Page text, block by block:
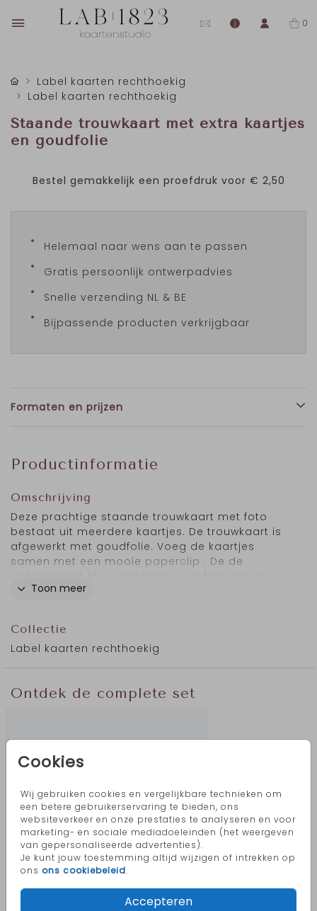
0
Cookies
Wij gebruiken cookies en vergelijkbare technieken om
een betere gebruikerservaring te bieden, ons
websiteverkeer en onze prestaties te analyseren en voor
marketing- en sociale mediadoeleinden (het weergeven
van gepersonaliseerde advertenties).
Je kunt jouw toestemming altijd wijzigen of intrekken op
ons ons cookiebeleid.
Accepteren
Label kaarten rechthoekig
Label kaarten rechthoekig
Staande trouwkaart met extra kaartjes
en goudfolie
Bestel gemakkelijk een proefdruk voor € 2,50
Helemaal naar wens aan te passen
Gratis persoonlijk ontwerpadvies
Snelle verzending NL & BE
Bijpassende producten verkrijgbaar
Formaten en prijzen
Productinformatie
Omschrijving
Deze prachtige staande trouwkaart met foto
bestaat uit meerdere kaartjes. De trouwkaart is
afgewerkt met goudfolie. Voeg de kaartjes
samen met een mooie paperclip . De de
naar wens aan. Het formaat van de trouwkaart
Toon meer
Collectie
Label kaarten rechthoekig
Ontdek de complete set